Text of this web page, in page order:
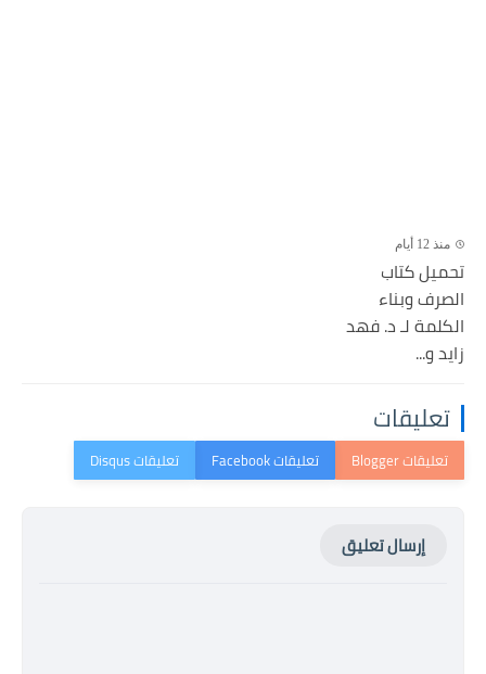
منذ 12 أيام
تحميل كتاب
الصرف وبناء
الكلمة لـ د. فهد
زايد و...
تعليقات
إرسال تعليق